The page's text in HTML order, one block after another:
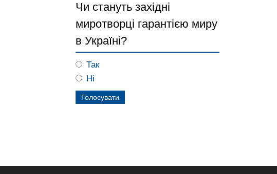
Чи стануть західні
миротворці гарантією миру
в Україні?
Так
Ні